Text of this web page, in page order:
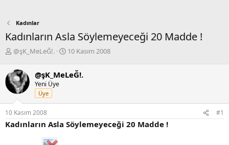
Kadınlar
Kadınların Asla Söylemeyeceği 20 Madde !
K
n
b
u
y
u
b
a
@şK_MeLeĞ!.
B
l
g
ç
10 Kasım 2008
@şK_MeLeĞ!.
Yeni Üye
Üye
10 Kasım 2008 #1
Kadınların Asla Söylemeyeceği 20 Madde !